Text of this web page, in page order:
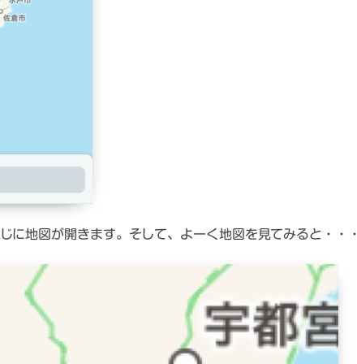
に地図が開きます。そして、よーく地図を見てみると・・・